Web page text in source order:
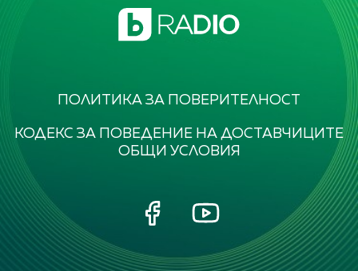
ПОЛИТИКА ЗА ПОВЕРИТЕЛНОСТ
КОДЕКС ЗА ПОВЕДЕНИЕ НА ДОСТАВЧИЦИТЕ
ОБЩИ УСЛОВИЯ